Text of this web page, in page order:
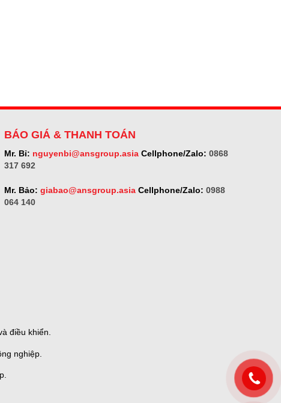
BÁO GIÁ & THANH TOÁN
Mr. Bỉ: nguyenbi@ansgroup.asiaCellphone/Zalo: 0868
317 692
Mr. Bảo: giabao@ansgroup.asiaCellphone/Zalo: 0988
064 140
điều khiển.
nghiệp.